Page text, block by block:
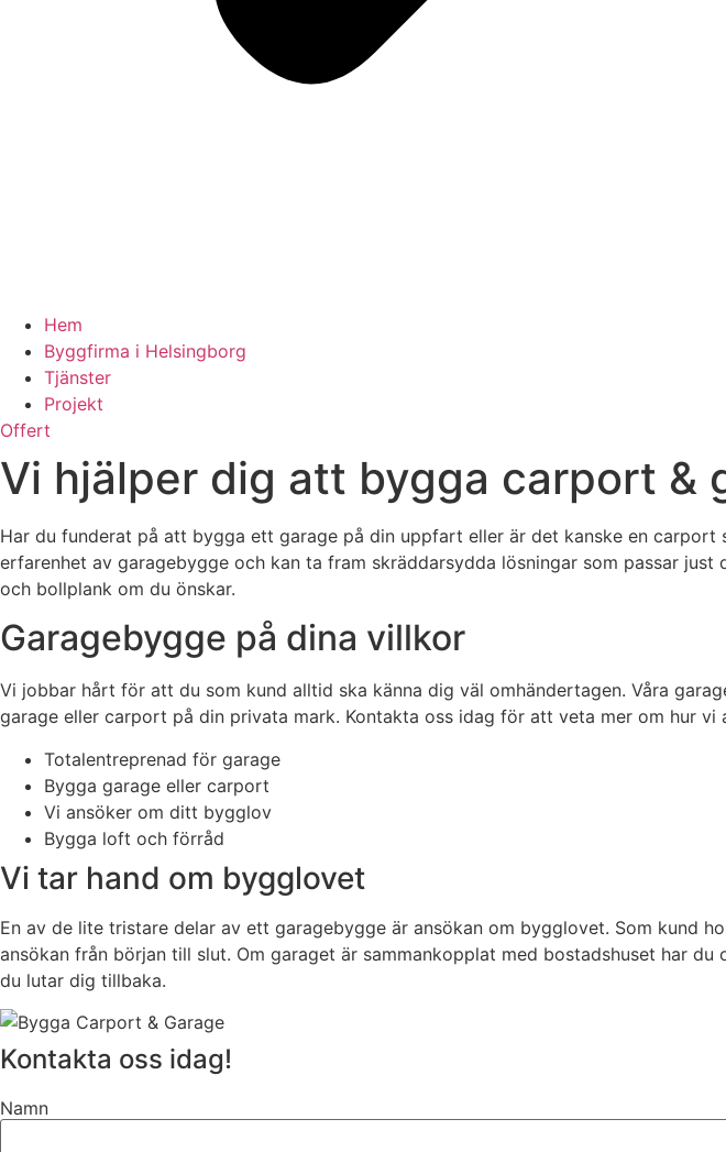
Hem
Byggfirma i Helsingborg
Tjänster
Projekt
Offert
Vi hjälper dig att bygga carport &
Har du funderat på att bygga ett garage på din uppfart eller är det kanske en
erfarenhet av garagebygge och kan ta fram skräddarsydda lösningar som passar
och bollplank om du önskar.
Garagebygge på dina villkor
Vi jobbar hårt för att du som kund alltid ska känna dig väl omhändertagen. Våra
garage eller carport på din privata mark. Kontakta oss idag för att veta mer om hur
Totalentreprenad för garage
Bygga garage eller carport
Vi ansöker om ditt bygglov
Bygga loft och förråd
Vi tar hand om bygglovet
En av de lite tristare delar av ett garagebygge är ansökan om bygglovet. Som kund
ansökan från början till slut. Om garaget är sammankopplat med bostadshuset har
du lutar dig tillbaka.
Kontakta oss idag!
Namn